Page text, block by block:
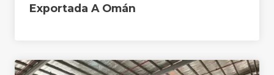
Exportada A Omán